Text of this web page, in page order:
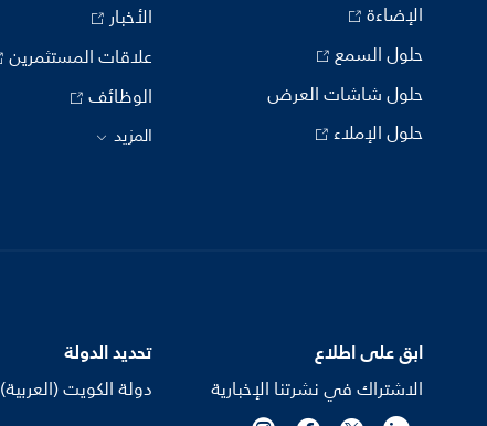
الإضاءة
حلول السمع
حلول شاشات العرض
حلول الإملاء
الأخبار
علاقات المستثمرين
الوظائف
المزيد
ابق على اطلاع
الاشتراك في نشرتنا الإخبارية
تحديد الدولة
دولة الكويت (العربية)